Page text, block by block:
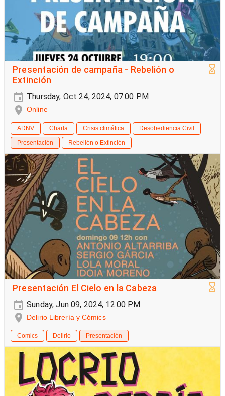
Presentación de campaña - Rebelión o
Extinción
Thursday, Oct 24, 2024, 07:00 PM
Online
ADNV Charla Crisis climática
Desobediencia Civil
Presentación
Rebelión o Extinción
Presentación El Cielo en la Cabeza
Sunday, Jun 09, 2024, 12:00 PM
Delirio Librería y Cómics
Comics Delirio Presentación